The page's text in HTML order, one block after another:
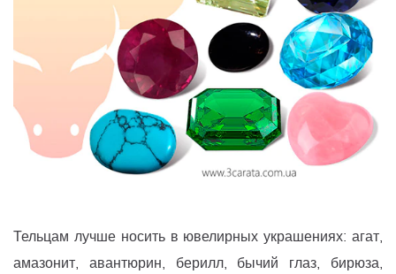
Тельцам лучше носить в ювелирных украшениях: агат,
амазонит, авантюрин, берилл, бычий глаз, бирюза,